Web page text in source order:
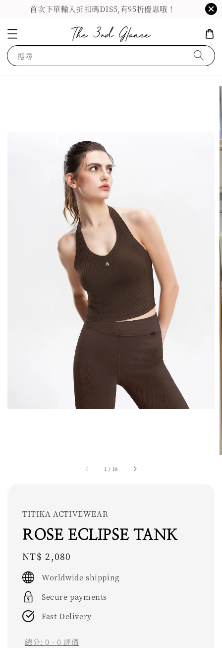
首次下單輸入折扣碼DIS5,有95折優惠哦！
搜尋
1 / 18
TITIKA ACTIVEWEAR
ROSE ECLIPSE TANK
Regular
price
NT$ 2,080
Worldwide shipping
Secure payments
Fast Delivery
總分:0 - 0 評價